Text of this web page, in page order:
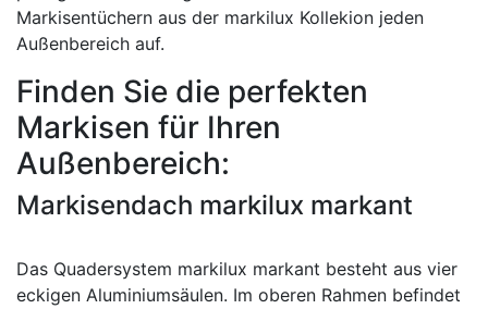
Markisentüchern aus der markilux Kollekion jeden
Außenbereich auf.
Finden Sie die perfekten
Markisen für Ihren
Außenbereich:
Markisendach markilux markant
Das Quadersystem markilux markant besteht aus vier
eckigen Aluminiumsäulen. Im oberen Rahmen befindet